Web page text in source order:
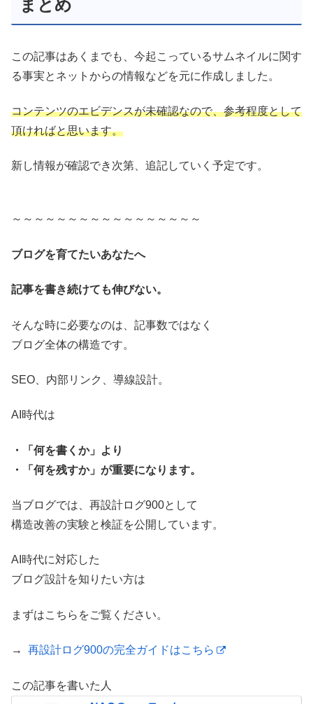
まとめ
この記事はあくまでも、今起こっているサムネイルに関す
る事実とネットからの情報などを元に作成しました。
コンテンツのエビデンスが未確認なので、参考程度として
頂ければと思います。
新し情報が確認でき次第、追記していく予定です。
～～～～～～～～～～～～～～～～～
ブログを育てたいあなたへ
記事を書き続けても伸びない。
そんな時に必要なのは、記事数ではなく
ブログ全体の構造です。
SEO、内部リンク、導線設計。
AI時代は
・「何を書くか」より
・「何を残すか」が重要になります。
当ブログでは、再設計ログ900として
構造改善の実験と検証を公開しています。
AI時代に対応した
ブログ設計を知りたい方は
まずはこちらをご覧ください。
→ 再設計ログ900の完全ガイドはこちら
この記事を書いた人